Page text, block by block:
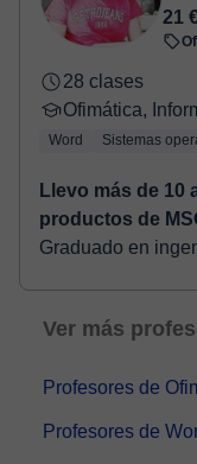
21
28 clases
Ofimática,
Word Sistemas
Llevo más de 10
productos de
Graduado en
Ver más
Profesores de
Profesores de